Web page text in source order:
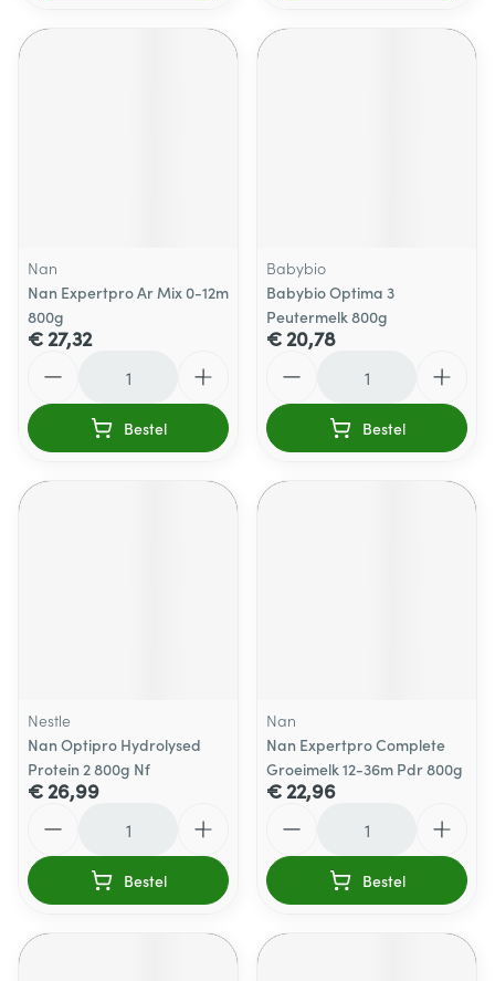
Nan
Nan Expertpro Ar Mix 0-12m
800g
€ 27,32
Bestel
Babybio
Babybio Optima 3
Peutermelk 800g
€ 20,78
Bestel
Nestle
Nan Optipro Hydrolysed
Protein 2 800g Nf
€ 26,99
Bestel
Nan
Nan Expertpro Complete
Groeimelk 12-36m Pdr 800g
€ 22,96
Bestel